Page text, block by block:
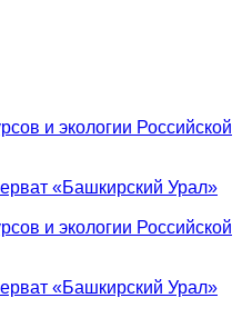
и экологии Российской
«Башкирский Урал»
и экологии Российской
«Башкирский Урал»